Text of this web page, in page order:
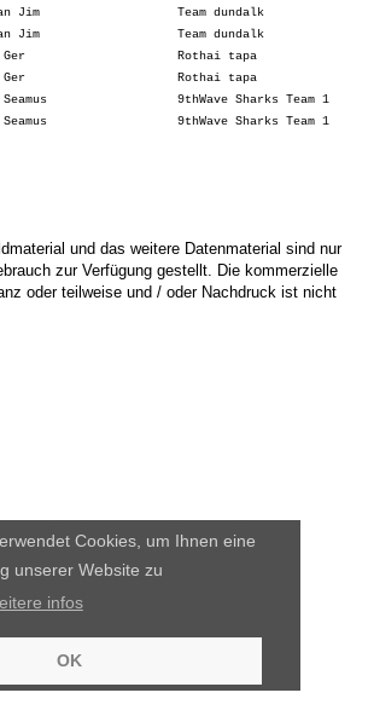
Cookies, um Ihnen eine
unserer Website zu
infos
OK
Jim                   Team dundalk
Jim                   Team dundalk
Ger                     Rothai tapa
Ger                     Rothai tapa
Seamus                  9thWave Sharks Team 1
und das weitere Datenmaterial sind nur
zur Verfügung gestellt. Die kommerzielle
oder teilweise und / oder Nachdruck ist nicht